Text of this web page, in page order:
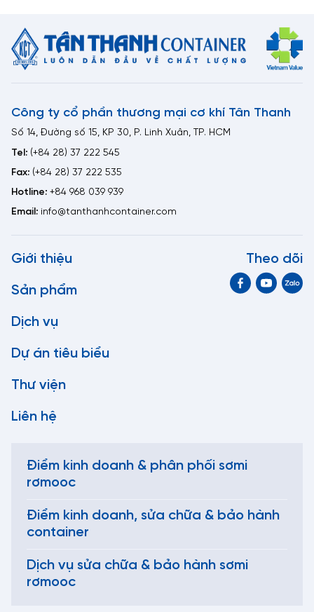
Công ty cổ phần thương mại cơ khí Tân Thanh
Số 14, Đường số 15, KP 30, P. Linh Xuân, TP. HCM
Tel: (+84 28) 37 222 545
Fax: (+84 28) 37 222 535
Hotline: +84 968 039 939
Email: info@tanthanhcontainer.com
Giới thiệu
Sản phẩm
Dịch vụ
Dự án tiêu biểu
Thư viện
Liên hệ
Theo dõi
Điểm kinh doanh & phân phối sơmi
rơmooc
Điểm kinh doanh, sửa chữa & bảo hành
container
Dịch vụ sửa chữa & bảo hành sơmi
rơmooc